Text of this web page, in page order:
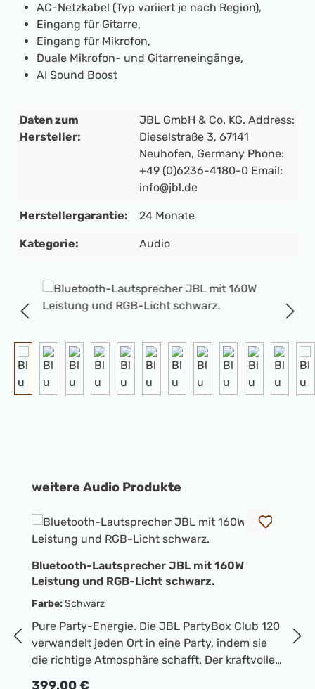
Bildergalerie überspringen
AC-Netzkabel (Typ variiert je nach Region),
Eingang für Gitarre,
Eingang für Mikrofon,
Duale Mikrofon- und Gitarreneingänge,
AI Sound Boost
Daten zum
Hersteller:
JBL GmbH & Co. KG. Address:
Dieselstraße 3, 67141
Neuhofen, Germany Phone:
+49 (0)6236-4180-0 Email:
info@jbl.de
Herstellergarantie: 24 Monate
Kategorie: Audio
Produktgalerie überspringen
weitere Audio Produkte
Bluetooth-Lautsprecher JBL mit 160W
Leistung und RGB-Licht schwarz.
Farbe:Schwarz
Pure Party-Energie. Die JBL PartyBox Club 120
verwandelt jeden Ort in eine Party, indem sie
die richtige Atmosphäre schafft. Der kraftvolle
Regulärer Preis:
399,00 €